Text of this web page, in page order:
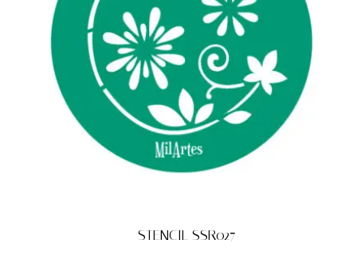
STENCIL SSR027